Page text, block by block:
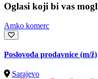
Oglasi koji bi vas
Amko komerc
Poslovođa prodavnice (m/ž)
Sarajevo